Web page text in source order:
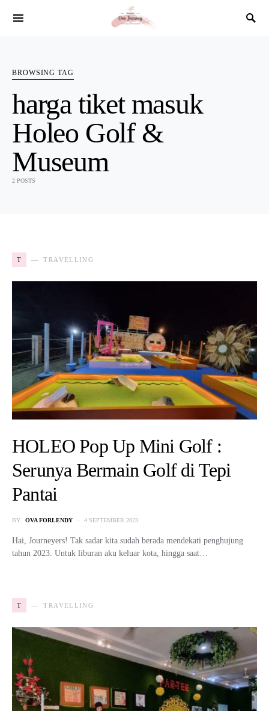
SEARCH FOR:
BROWSING TAG
harga tiket masuk
Holeo Golf &
Museum
2 POSTS
T TRAVELLING
HOLEO Pop Up Mini Golf :
Serunya Bermain Golf di Tepi
Pantai
BY OVA FORLENDY 4 SEPTEMBER 2023
Hai, Journeyers! Tak sadar kita sudah berada mendekati penghujung
tahun 2023. Untuk liburan aku keluar kota, hingga saat…
T TRAVELLING